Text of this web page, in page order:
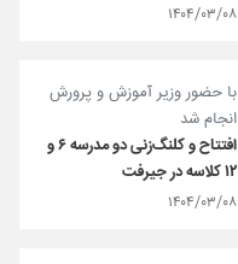
۱۴۰۴/۰۳/۰۸
با حضور وزیر آموزش و پرورش
انجام شد
افتتاح و کلنگ‌زنی دو مدرسه ۶ و
۱۲ کلاسه در جیرفت
۱۴۰۴/۰۳/۰۸